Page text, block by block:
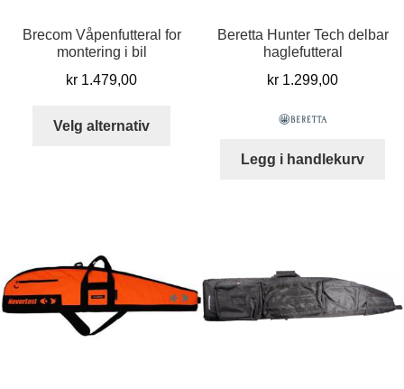
Brecom Våpenfutteral for
montering i bil
kr 1.479,00
Velg alternativ
på
produktsiden
Beretta Hunter Tech delbar
haglefutteral
kr 1.299,00
Legg i handlekurv